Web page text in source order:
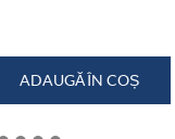
ADAUGĂ ÎN COȘ